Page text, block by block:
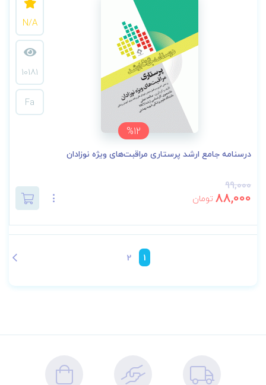
%12
N/A
10181
Fa
درسنامه جامع ارشد پرستاری مراقبت‌های ویژه نوزادان
99,000
88,000 تومان
1
2